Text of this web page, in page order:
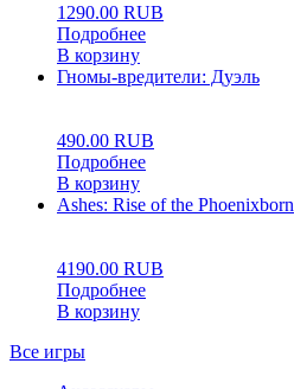
1290.00 RUB
Подробнее
В корзину
Гномы-вредители: Дуэль
490.00 RUB
Подробнее
В корзину
Ashes: Rise of the Phoenixborn
4190.00 RUB
Подробнее
В корзину
Все игры